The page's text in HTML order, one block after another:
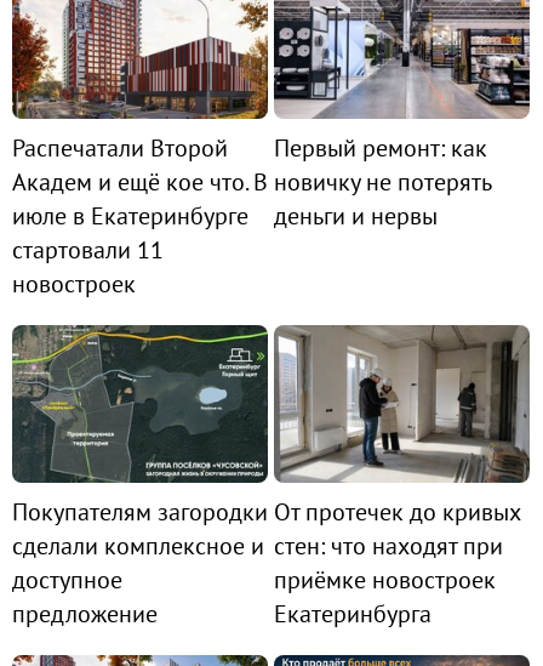
Распечатали Второй
Академ и ещё кое что. В
июле в Екатеринбурге
стартовали 11
новостроек
Первый ремонт: как
новичку не потерять
деньги и нервы
Покупателям загородки
сделали комплексное и
доступное
предложение
От протечек до кривых
стен: что находят при
приёмке новостроек
Екатеринбурга